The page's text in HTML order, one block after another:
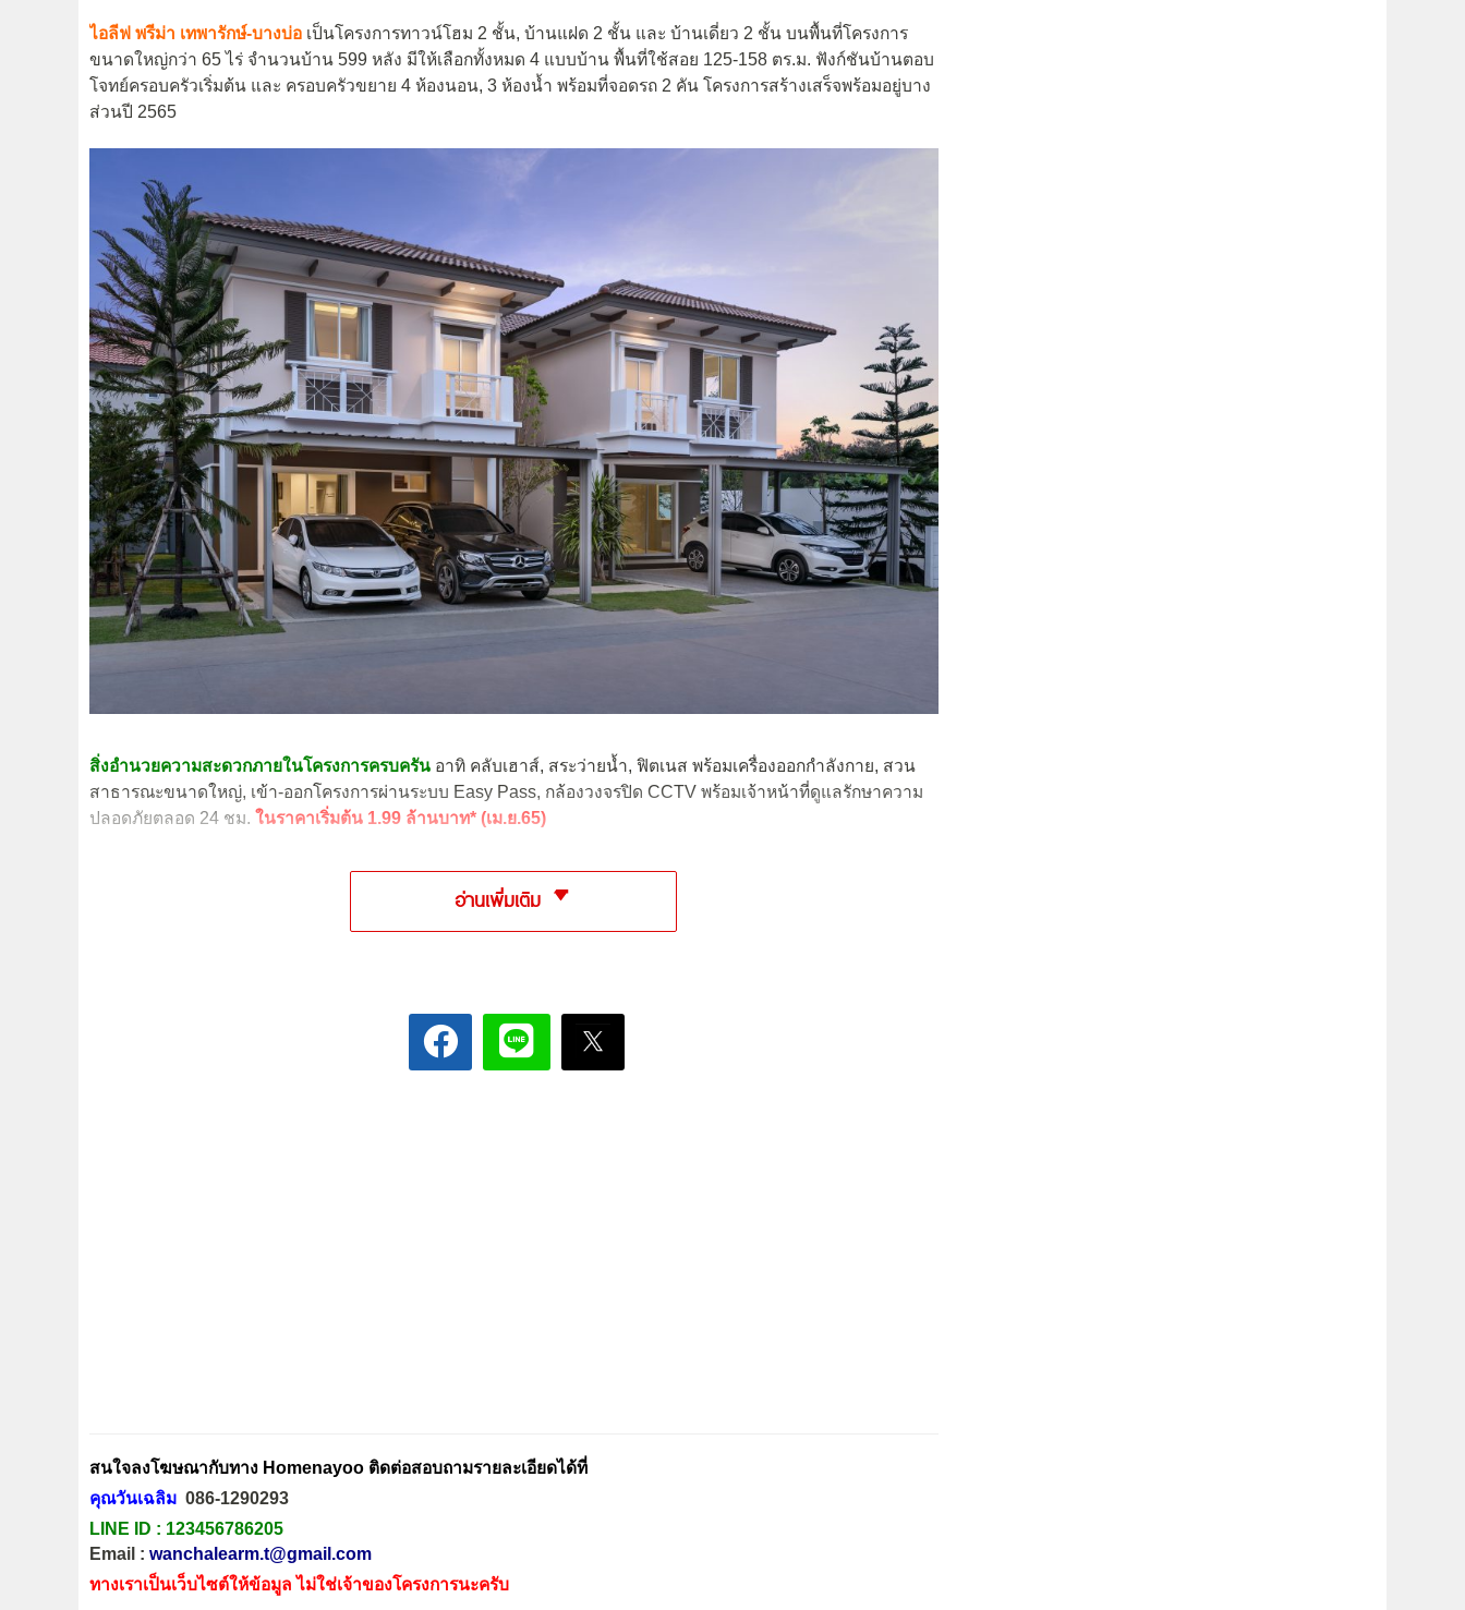
ไอลีฟ พรีม่า เทพารักษ์-บางบ่อ เป็นโครงการทาวน์โฮม 2 ชั้น, บ้านแฝด 2 ชั้น และ บ้านเดี่ยว 2 ชั้น บนพื้นที่โครงการ
ขนาดใหญ่กว่า 65 ไร่ จำนวนบ้าน 599 หลัง มีให้เลือกทั้งหมด 4 แบบบ้าน พื้นที่ใช้สอย 125-158 ตร.ม. ฟังก์ชันบ้านตอบ
โจทย์ครอบครัวเริ่มต้น และ ครอบครัวขยาย 4 ห้องนอน, 3 ห้องน้ำ พร้อมที่จอดรถ 2 คัน โครงการสร้างเสร็จพร้อมอยู่บาง
ส่วนปี 2565
สิ่งอำนวยความสะดวกภายในโครงการครบครัน อาทิ คลับเฮาส์, สระว่ายน้ำ, ฟิตเนส พร้อมเครื่องออกกำลังกาย, สวน
สาธารณะขนาดใหญ่, เข้า-ออกโครงการผ่านระบบ Easy Pass, กล้องวงจรปิด CCTV พร้อมเจ้าหน้าที่ดูแลรักษาความ
ปลอดภัยตลอด 24 ชม. ในราคาเริ่มต้น 1.99 ล้านบาท* (เม.ย.65)
อ่านเพิ่มเติม
สนใจลงโฆษณากับทาง Homenayoo ติดต่อสอบถามรายละเอียดได้ที่
คุณวันเฉลิม 086-1290293
LINE ID : 123456786205
Email : wanchalearm.t@gmail.com
ทางเราเป็นเว็บไซต์ให้ข้อมูล ไม่ใช่เจ้าของโครงการนะครับ